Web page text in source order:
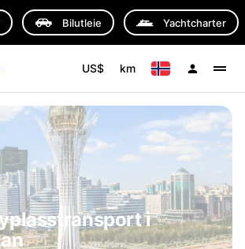
Bilutleie Yachtcharter
US$ km
i